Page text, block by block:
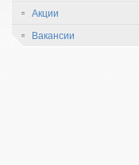
Акции
Вакансии